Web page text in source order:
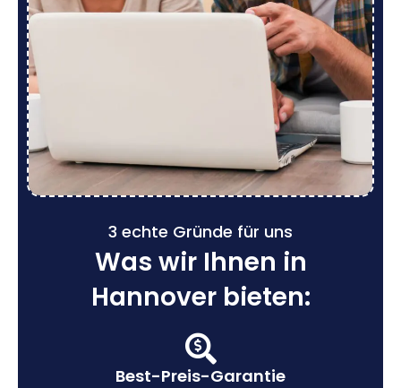
3 echte Gründe für uns
Was wir Ihnen in
Hannover bieten:
Best-Preis-Garantie